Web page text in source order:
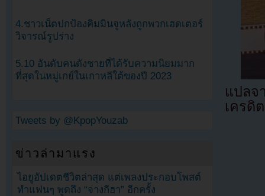
แปล
เครดิ
4.ชาวเน็ตปกป้องคิมมินจูหลังถูกพวกเฮดเตอร์
วิจารณ์รูปร่าง
5.10 อันดับคนดังชายที่ได้รับความนิยมมาก
ที่สุดในหมู่เกย์ในเกาหลีใต้ของปี 2023
Tweets by @KpopYouzab
ข่าวล่ามาแรง
ไอยูอัปเดตชีวิตล่าสุด แต่เพลงประกอบโพสต์
ทำแฟนๆ พูดถึง “จางกีฮา” อีกครั้ง